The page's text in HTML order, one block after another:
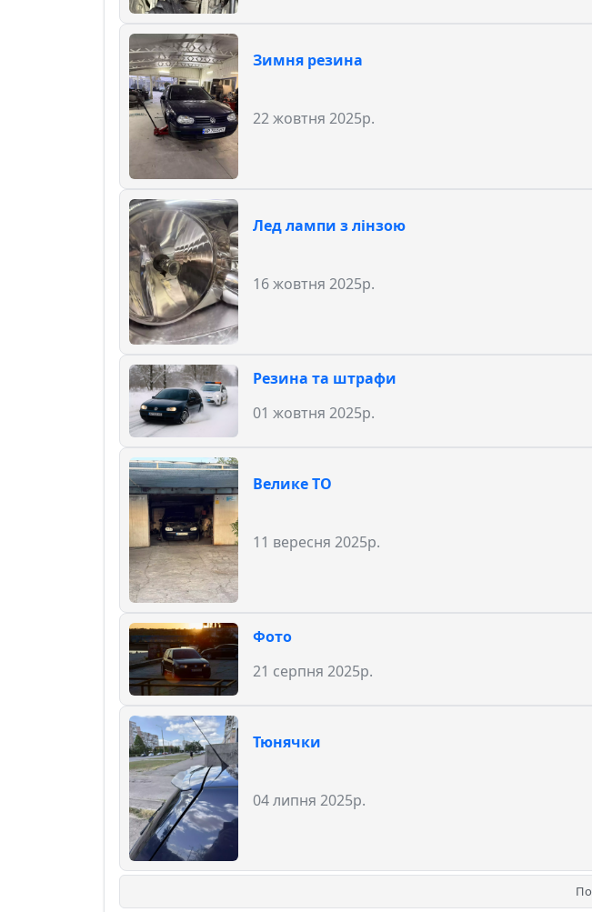
Зимня резина
22 жовтня 2025р.
Лед лампи з лінзою
16 жовтня 2025р.
Резина та штрафи
01 жовтня 2025р.
Велике ТО
11 вересня 2025р.
Фото
21 серпня 2025р.
Тюнячки
04 липня 2025р.